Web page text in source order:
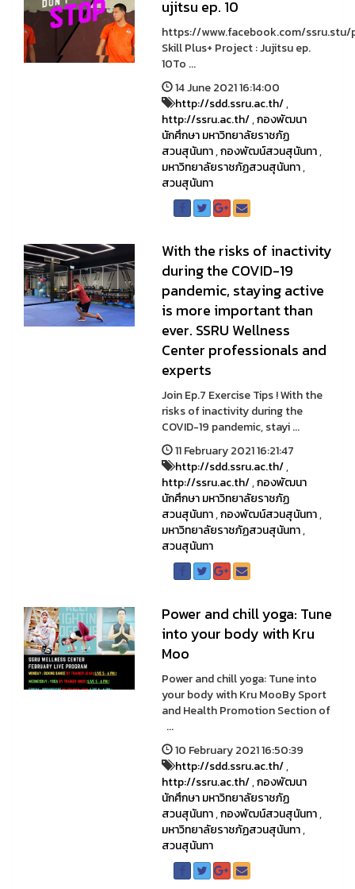
ujitsu ep. 10
https://www.facebook.com/ssru.stu/
Skill Plus+ Project : Jujitsu ep.
10To ...
14 June 2021 16:14:00
http://sdd.ssru.ac.th/,
http://ssru.ac.th/,กองพัฒนา
นักศึกษา มหาวิทยาลัยราชภัฏ
สวนสุนันทา,กองพัฒน์สวนสุนันทา,
มหาวิทยาลัยราชภัฏสวนสุนันทา,
สวนสุนันทา
With the risks of inactivity
during the COVID-19
pandemic, staying active
is more important than
ever. SSRU Wellness
Center professionals and
experts
Join Ep.7 Exercise Tips ! With the
risks of inactivity during the
COVID-19 pandemic, stayi ...
11 February 2021 16:21:47
http://sdd.ssru.ac.th/,
http://ssru.ac.th/,กองพัฒนา
นักศึกษา มหาวิทยาลัยราชภัฏ
สวนสุนันทา,กองพัฒน์สวนสุนันทา,
มหาวิทยาลัยราชภัฏสวนสุนันทา,
สวนสุนันทา
Power and chill yoga: Tune
into your body with Kru
Moo
Power and chill yoga: Tune into
your body with Kru MooBy Sport
and Health Promotion Section of
...
10 February 2021 16:50:39
http://sdd.ssru.ac.th/,
http://ssru.ac.th/,กองพัฒนา
นักศึกษา มหาวิทยาลัยราชภัฏ
สวนสุนันทา,กองพัฒน์สวนสุนันทา,
มหาวิทยาลัยราชภัฏสวนสุนันทา,
สวนสุนันทา